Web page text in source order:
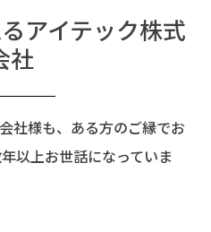
アイテック株式
社
社様も、ある方のご縁でお
以上お世話になっていま